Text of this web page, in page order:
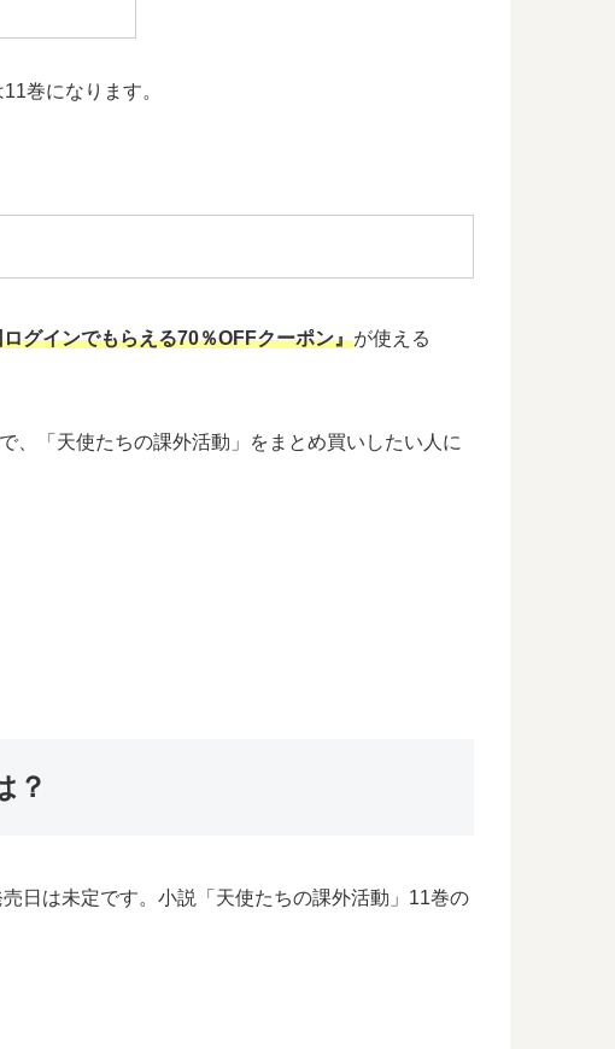
巻になります。
グインでもらえる70％OFFクーポン』が使える
、「天使たちの課外活動」をまとめ買いしたい人に
？
日は未定です。小説「天使たちの課外活動」11巻の